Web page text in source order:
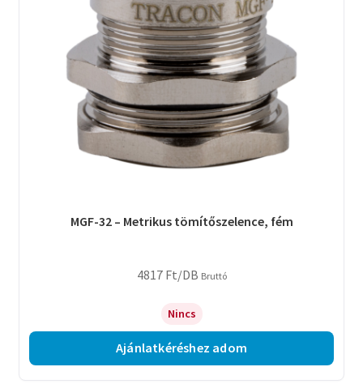
MGF-32 – Metrikus tömítőszelence, fém
4817 Ft/DB Bruttó
Nincs
Ajánlatkéréshez adom